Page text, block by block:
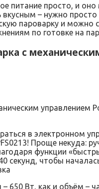
питание просто, и
– нужно просто
пароварку и можно
по готовке на
с
в электронном
Проще некуда:
функции
секунд, чтобы
650 Вт, как и объём –